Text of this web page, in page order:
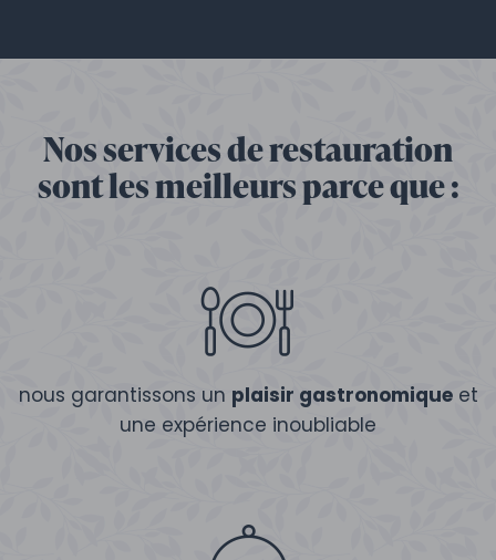
Nos services de restauration
sont les meilleurs parce que :
nous garantissons un plaisir gastronomiqueet
une expérience inoubliable